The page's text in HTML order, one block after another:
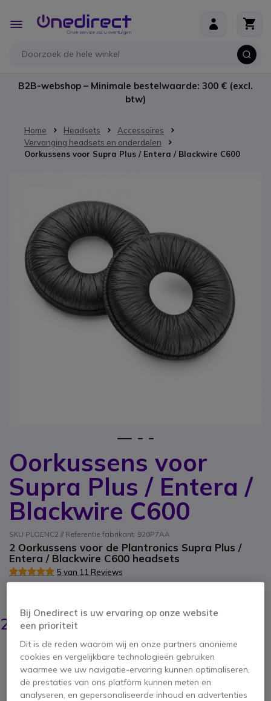
Toggle
Nav
B2B-webshop – Minimale bestelwaarde: 300 € (excl.
btw)
Home Headsets
Accessoires
Vervanging headsets en onderdelen
Oorkussens voor Supra Plus / Entera / Blackwire C600
Oorkussens voor
Supra Plus / Entera /
Blackwire C600
SKU PLOENC2 // Referentie fabrikant: 920P7AA
2 Oorkussens voor de Plantronics Supra Plus /
Entera / Blackwire C600 headsets
5 van 11 Reviews
4,95 €
2,95 € ex. BTW-
Aantal
IN WINKELWAGEN
OFFERTE BINNEN 4 UUR
Ga naar het begin van de afbeeldingen-gallerij
Bij Onedirect is uw ervaring op onze website
een prioriteit
Dit is de reden waarom wij en onze partners anonieme
cookies en vergelijkbare technologieën gebruiken
waarmee we uw navigatie-ervaring kunnen optimaliseren,
de prestaties van ons platform kunnen meten en
analyseren, en gepersonaliseerde inhoud en advertenties